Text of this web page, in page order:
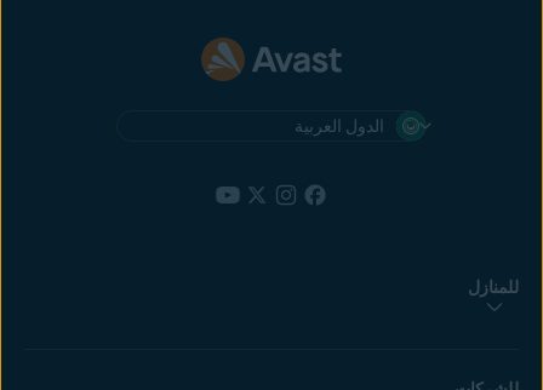
الدول العربية
للمنازل